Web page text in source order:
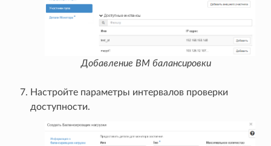
Добавление ВМ балансировки
Настройте параметры интервалов проверки
доступности.